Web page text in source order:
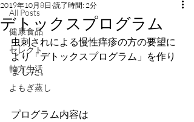
All Posts
健康食品
セレクト
韓方生活
よもぎ蒸し
デトックスプログラム
2019年10月8日 読了時間: 2分
虫刺されによる慢性痒疹の方の要望に
より「デトックスプログラム」を作り
ました。
プログラム内容は